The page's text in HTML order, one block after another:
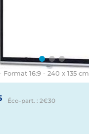
16:9 - 240 x 135 cm
Éco-part. : 2€30